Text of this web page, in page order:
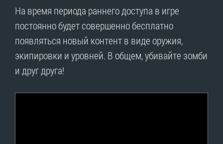
На время периода раннего доступа в игре
постоянно будет совершенно бесплатно
появляться новый контент в виде оружия,
экипировки и уровней. В общем, убивайте зомби
и друг друга!